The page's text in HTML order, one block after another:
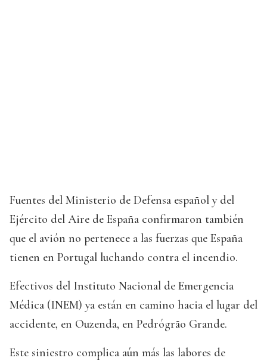
Fuentes del Ministerio de Defensa español y del
Ejército del Aire de España confirmaron también
que el avión no pertenece a las fuerzas que España
tienen en Portugal luchando contra el incendio.
Efectivos del Instituto Nacional de Emergencia
Médica (INEM) ya están en camino hacia el lugar del
accidente, en Ouzenda, en Pedrógrão Grande.
Este siniestro complica aún más las labores de